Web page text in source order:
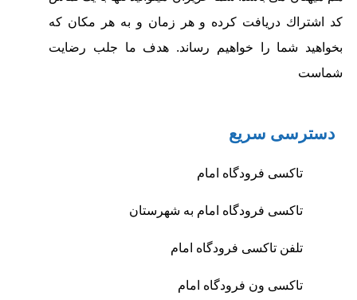
كد اشتراك دريافت كرده و هر زمان و به هر مكان كه
بخواهيد شما را خواهيم رساند. هدف ما جلب رضايت
شماست
دسترسی سریع
تاکسی فرودگاه امام
تاکسی فرودگاه امام به شهرستان
تلفن تاکسی فرودگاه امام
تاکسی ون فرودگاه امام